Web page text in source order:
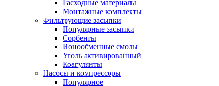
Расходные материалы
Монтажные комплекты
Фильтрующие засыпки
Популярные засыпки
Сорбенты
Ионообменные смолы
Уголь активированный
Коагулянты
Насосы и компрессоры
Популярное